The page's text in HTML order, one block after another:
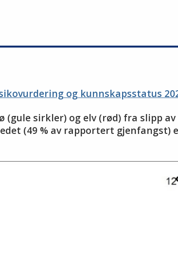
og kunnskapsstatus
(gule sirk­ler) og elv (rød) fra slipp
(49 % av rap­por­tert